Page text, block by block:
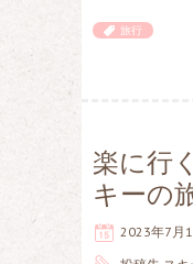
旅行
楽に行
キーの
2023年7月